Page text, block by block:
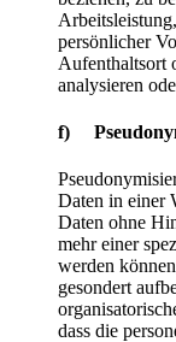
persönlicher
Aufenthaltsort
analysieren
f)
Daten in einer
Daten ohne
mehr einer
werden
gesondert
dass die